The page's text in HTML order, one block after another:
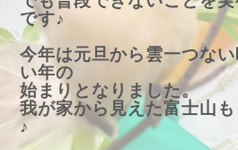
です♪
今年は元旦から雲一つな
い年の
始まりとなりました。
我が家から見えた富士山
♪